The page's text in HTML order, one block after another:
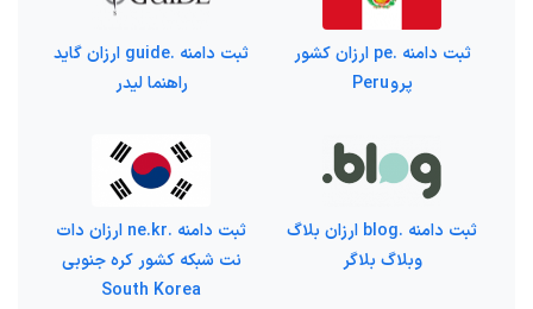
ثبت دامنه .pe ارزان کشور
پرو Peru
ثبت دامنه .guide ارزان گاید
راهنما لیدر
ثبت دامنه .blog ارزان بلاگ
وبلاگ بلاگر
ثبت دامنه .ne.kr ارزان دات
نت شبکه کشور کره جنوبی
South Korea